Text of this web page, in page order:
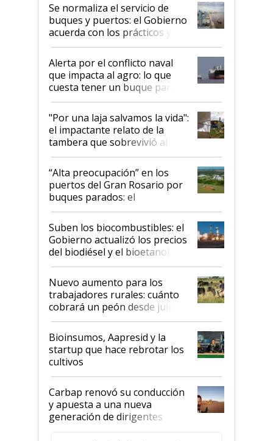
Se normaliza el servicio de
buques y puertos: el Gobierno
acuerda con los prácticos y
suspende el decreto de
desregulación
Alerta por el conflicto naval
que impacta al agro: lo que
cuesta tener un buque parado
y el peligro de que Argentina
pase a ser "país sucio"
"Por una laja salvamos la vida":
el impactante relato de la
tambera que sobrevivió al
tornado
“Alta preocupación” en los
puertos del Gran Rosario por
buques parados: el
funcionamiento de las
exportadoras en tensión tras
la medida de fuerza de los
prácticos
Suben los biocombustibles: el
Gobierno actualizó los precios
del biodiésel y el bioetanol
Nuevo aumento para los
trabajadores rurales: cuánto
cobrará un peón desde julio
Bioinsumos, Aapresid y la
startup que hace rebrotar los
cultivos
Carbap renovó su conducción
y apuesta a una nueva
generación de dirigentes